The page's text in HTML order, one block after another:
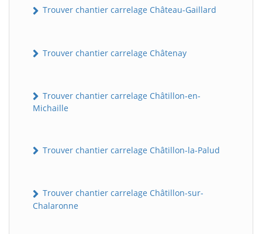
Trouver chantier carrelage Château-Gaillard
Trouver chantier carrelage Châtenay
Trouver chantier carrelage Châtillon-en-
Michaille
Trouver chantier carrelage Châtillon-la-Palud
Trouver chantier carrelage Châtillon-sur-
Chalaronne